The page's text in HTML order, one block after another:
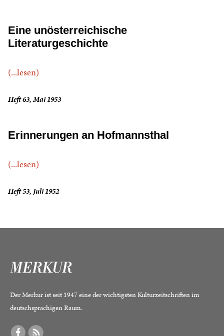
Eine unösterreichische
Literaturgeschichte
(...lesen)
Heft 63, Mai 1953
Erinnerungen an Hofmannsthal
(...lesen)
Heft 53, Juli 1952
Der Merkur ist seit 1947 eine der wichtigsten Kulturzeitschriften im
deutschsprachigen Raum.